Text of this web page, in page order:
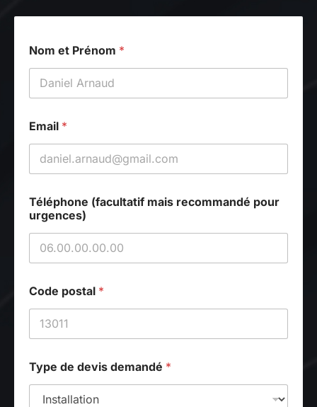
Nom et Prénom *
Email *
t
d
e
N
o
m
Téléphone (facultatif mais recommandé pour
urgences)
Code postal *
Type de devis demandé *